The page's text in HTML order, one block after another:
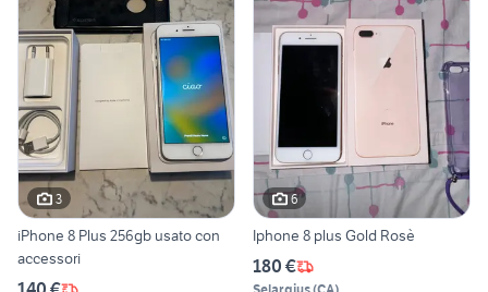
3
iPhone 8 Plus 256gb usato con
accessori
6
Iphone 8 plus Gold Rosè
180 €